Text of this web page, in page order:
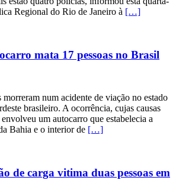
Regional do Rio de Janeiro à […]
mata 17 pessoas no Brasil
morreram num acidente de viação no estado
brasileiro. A ocorrência, cujas causas
um autocarro que estabelecia a
Bahia e o interior de […]
de carga vitima duas pessoas em